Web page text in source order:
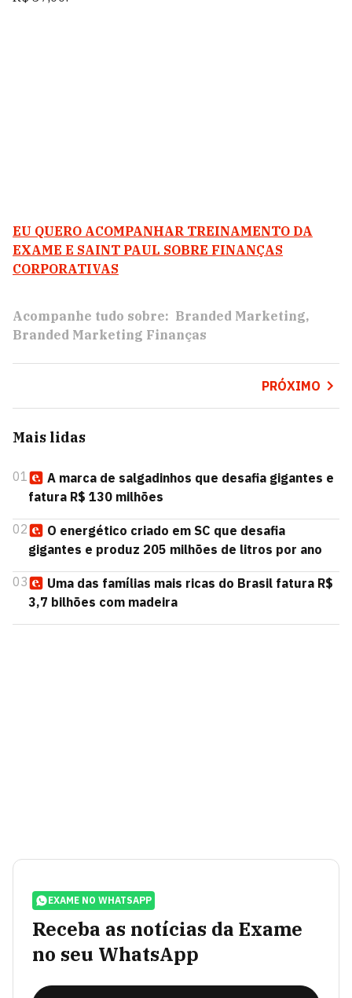
EU QUERO ACOMPANHAR TREINAMENTO DA
EXAME E SAINT PAUL SOBRE FINANÇAS
CORPORATIVAS
Acompanhe tudo sobre: Branded Marketing
Branded Marketing Finanças
PRÓXIMO
Mais lidas
01
A marca de salgadinhos que desafia gigantes e
fatura R$ 130 milhões
02
O energético criado em SC que desafia
gigantes e produz 205 milhões de litros por ano
03
Uma das famílias mais ricas do Brasil fatura R$
3,7 bilhões com madeira
EXAME NO WHATSAPP
Receba as notícias da Exame
no seu WhatsApp